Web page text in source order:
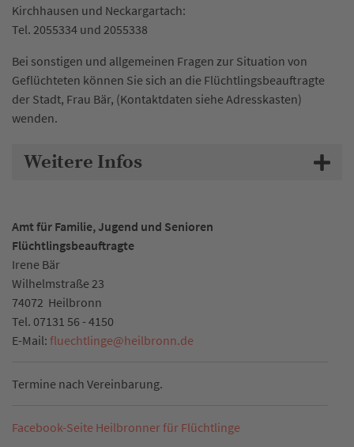
Kirchhausen und Neckargartach:
Tel. 2055334 und 2055338
Bei sonstigen und allgemeinen Fragen zur Situation von
Geflüchteten können Sie sich an die Flüchtlingsbeauftragte
der Stadt, Frau Bär, (Kontaktdaten siehe Adresskasten)
wenden.
Weitere Infos
Amt für Familie, Jugend und Senioren
Flüchtlingsbeauftragte
Irene Bär
Wilhelmstraße 23
74072 Heilbronn
Tel. 07131 56 - 4150
E-Mail: fluechtlinge@heilbronn.de
Termine nach Vereinbarung.
Facebook-Seite Heilbronner für Flüchtlinge